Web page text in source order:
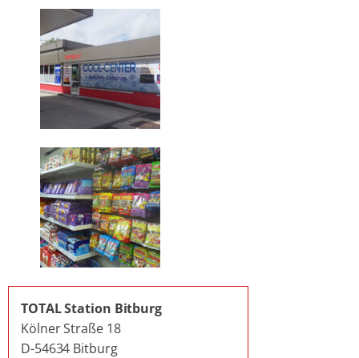
TOTAL Station Bitburg
Kölner Straße 18
D-54634 Bitburg